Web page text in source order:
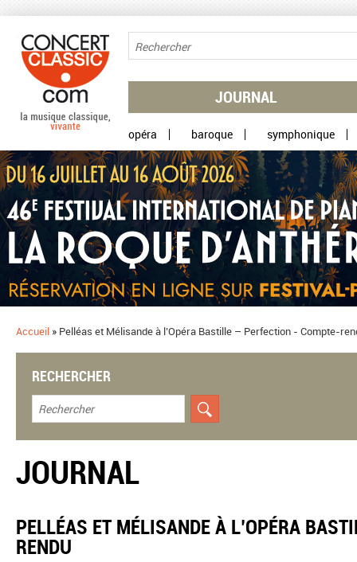
JOURNAL
opéra baroque symphonique
Accueil » Pelléas et Mélisande à l’Opéra Bastille – Perfection - Compte-
RECHERCHER
JOURNAL
PELLÉAS ET MÉLISANDE À L’OPÉRA
RENDU